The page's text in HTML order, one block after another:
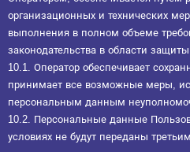
организационных и технических
выполнения в полном объеме
законодательства в области
10.1. Оператор обеспечивает
принимает все возможные меры,
персональным данным
10.2. Персональные данные
условиях не будут переданы